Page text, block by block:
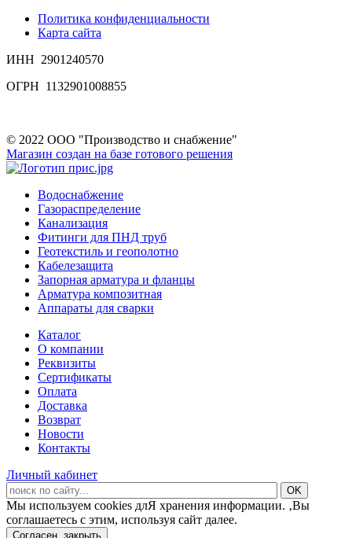
Политика конфиденциальности
Карта сайта
ИНН 2901240570
ОГРН 1132901008855
© 2022 ООО "Производство и снабжение"
Магазин создан на базе готового решения
Водоснабжение
Газораспределение
Канализация
Фитинги для ПНД труб
Геотекстиль и геополотно
Кабелезащита
Запорная арматура и фланцы
Арматура композитная
Аппараты для сварки
Каталог
О компании
Реквизиты
Сертификаты
Оплата
Доставка
Возврат
Новости
Контакты
Личный кабинет
Мы используем cookies длЯ хранения информации. ‚Вы
соглашаетесь с этим, используя сайт далее.
Согласен, закрыть